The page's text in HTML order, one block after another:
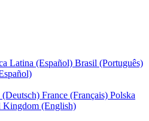
Latina (Español) Brasil (Português)
(Deutsch) France (Français) Polska
Kingdom (English)